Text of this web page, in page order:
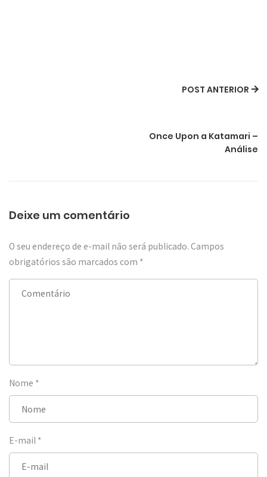
POST ANTERIOR
Once Upon a Katamari –
Análise
Deixe um comentário
O seu endereço de e-mail não será publicado. Campos
obrigatórios são marcados com *
Nome *
E-mail *